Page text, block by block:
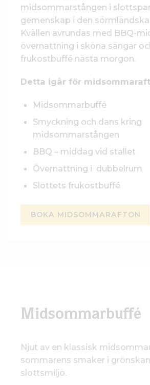
midsommarstången i
gemenskap i den
Kvällen avrundas med BBQ-
övernattning i sköna sängar
frukostbuffé nästa morgon.
Detta igår för
Midsommarbuffé
Smyckning och dans kring
midsommarstången
BBQ – middag vid stallet
Övernattning i dubbelrum
Slottets frukostbuffé
BOKA MIDSOMMARAFTON
Midsommarbuffé
Njut av en klassisk
sommarens smaker i
slottsmiljö.